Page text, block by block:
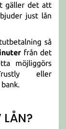
gäller det att
just lån
så
från det
möjliggörs
eller
LÅN?